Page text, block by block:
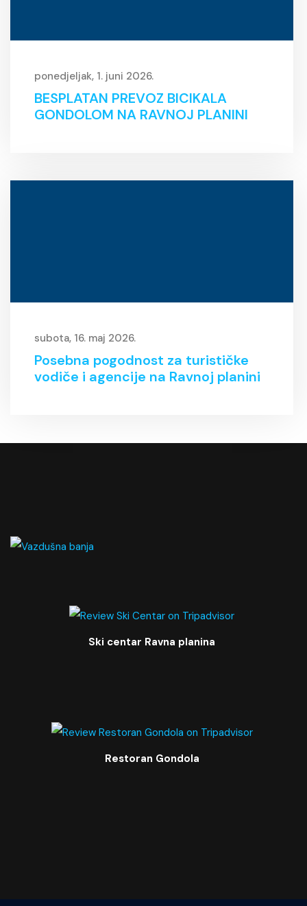
ponedjeljak, 1. juni 2026.
BESPLATAN PREVOZ BICIKALA
GONDOLOM NA RAVNOJ PLANINI
subota, 16. maj 2026.
Posebna pogodnost za turističke
vodiče i agencije na Ravnoj planini
Ski centar Ravna planina
Restoran Gondola